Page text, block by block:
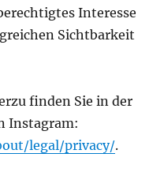
Interesse
Sichtbarkeit
finden Sie in der
Instagram:
legal/privacy/.